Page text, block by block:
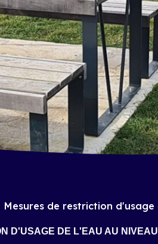
Mesures de restriction
D'USAGE DE L'EAU AU